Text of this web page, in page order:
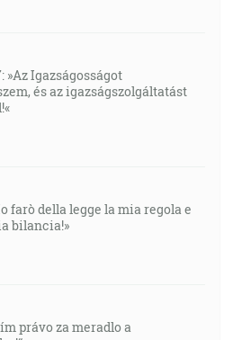
»Az Igazságosságot
és az igazságszolgáltatást
farò della legge la mia regola e
bilancia!»
právo za meradlo a